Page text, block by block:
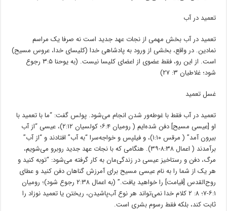
تعمید در ﺁب
تعمید در ﺁب بخش مهمی از نجات عهد جدید است نه صرفا یک مراسم
نمادین. در واقع، بخشی از ورود به پادشاهی خدا (کلیسای خدا، عروس مسیح)
است. از این رو، فقط عضوی از اعضای کلیسا نیست. (به یوحنا ۳:۵ رجوع
شود؛ غلاطیان ۳: ۲۷)
غسل تعمید
تعمید در ﺁب فقط با غوطه‌ور شدن انجام می‌شود. پولس گفت: “ما با تعمید با
او [عیسی مسیح] دفن شده‌ایم ( رومیان ۶:۴؛ کولسیان ۲:۱۲)، عیسی “از ﺁب
بیرون ﺁمد” ( مرقس ۱:۱۰)، و فیلپس و خواجه‌سرا “به ﺁب” افتادند و “از ﺁب”
برﺁمدند ( اعمال ۸:۳۸-۳۹). هنگامی که با نجات عهد جدید روبرو می‌شویم،
مرگ، دفن و رستاخیز عیسی در زندگی‌مان به کار گرفته می‌شود: “توبه کنید و
هر یک از شما را به نام عیسی مسیح برای ﺁمرزش گناهان دفن کنید و عطای
روح‌القدس [قیامت] را خواهید یافت.” (به اعمال ۲:۳۸ رجوع شود)؛ رومیان
۶:۱-۷؛ ۸: ۲ کلام خدا نمی‌تواند هر نوع ﺁب‌پاشیدن، ریختن یا تعمید نوزاد را
ثابت کند، بلکه فقط رسوم بشری است.